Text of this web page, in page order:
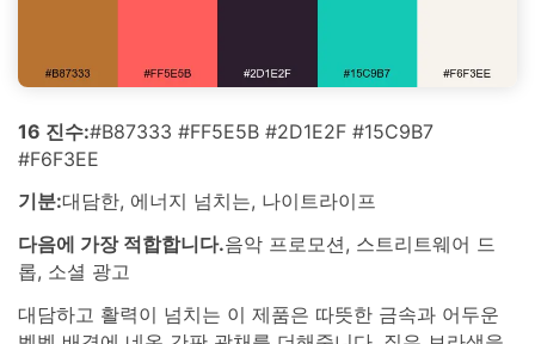
16 진수:#B87333 #FF5E5B #2D1E2F #15C9B7
#F6F3EE
기분:대담한, 에너지 넘치는, 나이트라이프
다음에 가장 적합합니다.음악 프로모션, 스트리트웨어 드
롭, 소셜 광고
대담하고 활력이 넘치는 이 제품은 따뜻한 금속과 어두운